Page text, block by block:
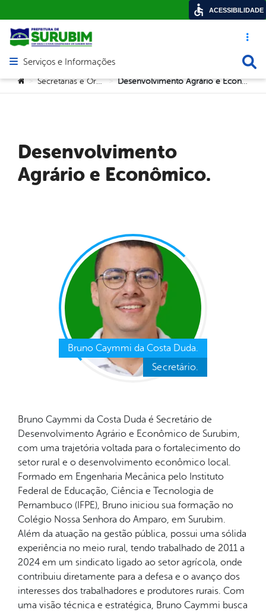
Acesso
Abrir menu principal de navegação
Serviços e Informações
Você está aqui:
> Secretarias e Orgãos > Desenvolvimento Agrário e Econômico.
Desenvolvimento
Agrário e Econômico.
Bruno Caymmi da Costa Duda.
Secretário.
Bruno Caymmi da Costa Duda é Secretário de
Desenvolvimento Agrário e Econômico de Surubim,
com uma trajetória voltada para o fortalecimento do
setor rural e o desenvolvimento econômico local.
Formado em Engenharia Mecânica pelo Instituto
Federal de Educação, Ciência e Tecnologia de
Pernambuco (IFPE), Bruno iniciou sua formação no
Colégio Nossa Senhora do Amparo, em Surubim.
Além da atuação na gestão pública, possui uma sólida
experiência no meio rural, tendo trabalhado de 2011 a
2024 em um sindicato ligado ao setor agrícola, onde
contribuiu diretamente para a defesa e o avanço dos
interesses dos trabalhadores e produtores rurais. Com
uma visão técnica e estratégica, Bruno Caymmi busca
ACESSIBILIDADE